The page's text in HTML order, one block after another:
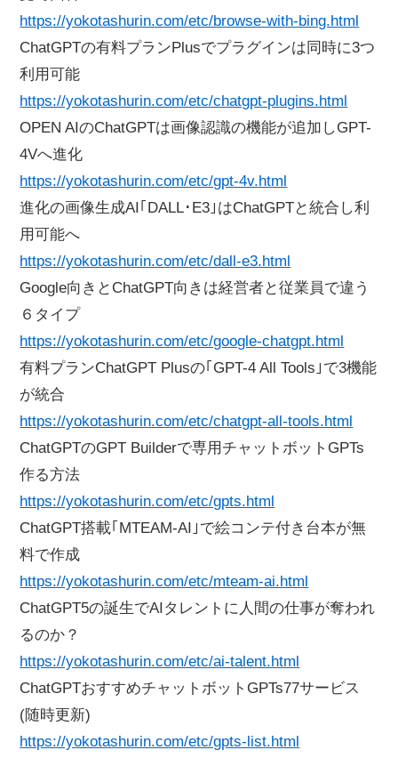
https://yokotashurin.com/etc/browse-with-bing.html
ChatGPTの有料プランPlusでプラグインは同時に3つ
利用可能
https://yokotashurin.com/etc/chatgpt-plugins.html
OPEN AIのChatGPTは画像認識の機能が追加しGPT-
4Vへ進化
https://yokotashurin.com/etc/gpt-4v.html
進化の画像生成AI｢DALL･E3｣はChatGPTと統合し利
用可能へ
https://yokotashurin.com/etc/dall-e3.html
Google向きとChatGPT向きは経営者と従業員で違う
６タイプ
https://yokotashurin.com/etc/google-chatgpt.html
有料プランChatGPT Plusの｢GPT-4 All Tools｣で3機能
が統合
https://yokotashurin.com/etc/chatgpt-all-tools.html
ChatGPTのGPT Builderで専用チャットボットGPTs
作る方法
https://yokotashurin.com/etc/gpts.html
ChatGPT搭載｢MTEAM-AI｣で絵コンテ付き台本が無
料で作成
https://yokotashurin.com/etc/mteam-ai.html
ChatGPT5の誕生でAIタレントに人間の仕事が奪われ
るのか？
https://yokotashurin.com/etc/ai-talent.html
ChatGPTおすすめチャットボットGPTs77サービス
(随時更新)
https://yokotashurin.com/etc/gpts-list.html